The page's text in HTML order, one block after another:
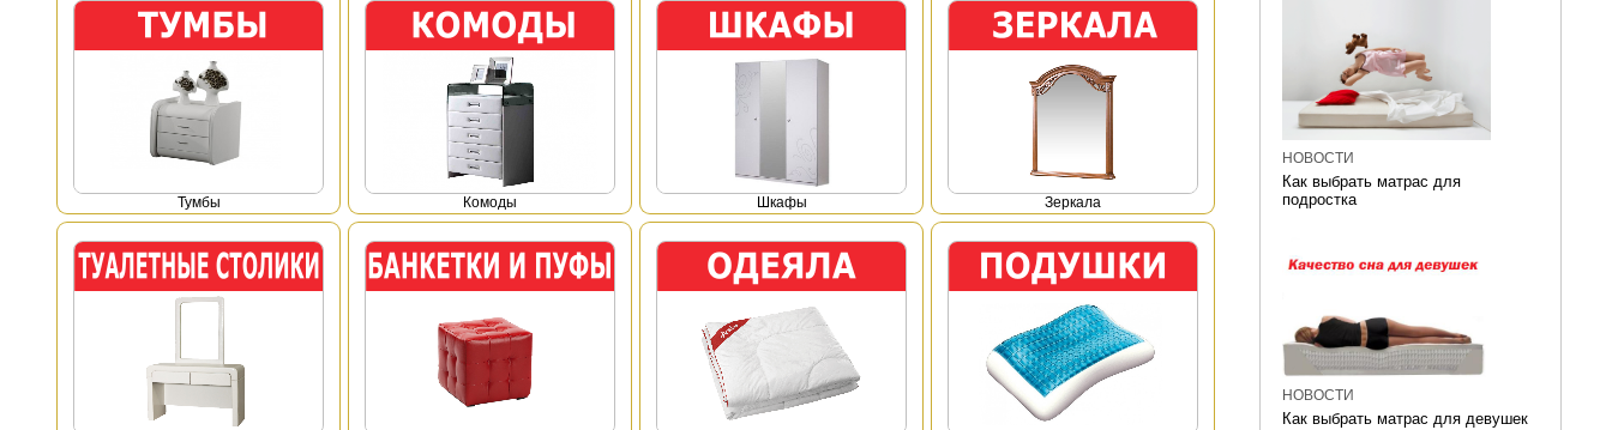
НОВОСТИ
Как выбрать матрас для
подростка
НОВОСТИ
Как выбрать матрас для девушек
Тумбы Комоды Шкафы Зеркала